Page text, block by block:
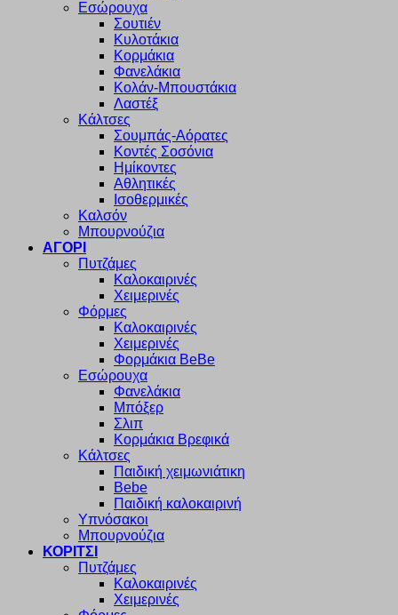
Εσώρουχα
Σουτιέν
Κυλοτάκια
Κορμάκια
Φανελάκια
Κολάν-Μπουστάκια
Λαστέξ
Κάλτσες
Σουμπάς-Αόρατες
Κοντές Σοσόνια
Ημίκοντες
Αθλητικές
Ισοθερμικές
Καλσόν
Μπουρνούζια
ΑΓΟΡΙ
Πυτζάμες
Καλοκαιρινές
Χειμερινές
Φόρμες
Καλοκαιρινές
Χειμερινές
Φορμάκια BeBe
Εσώρουχα
Φανελάκια
Μπόξερ
Σλιπ
Κορμάκια Βρεφικά
Κάλτσες
Παιδική χειμωνιάτικη
Bebe
Παιδική καλοκαιρινή
Υπνόσακοι
Μπουρνούζια
ΚΟΡΙΤΣΙ
Πυτζάμες
Καλοκαιρινές
Χειμερινές